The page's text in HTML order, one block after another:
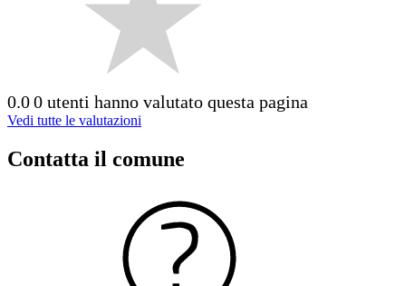
0.00 utenti hanno valutato questa pagina
Vedi tutte le valutazioni
Contatta il comune